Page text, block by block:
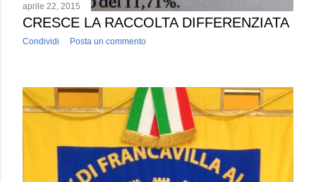
aprile 22, 2015
CRESCE LA RACCOLTA DIFFERENZIATA
Condividi Posta un commento